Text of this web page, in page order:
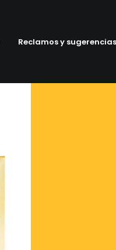
Reclamos y sugerencias